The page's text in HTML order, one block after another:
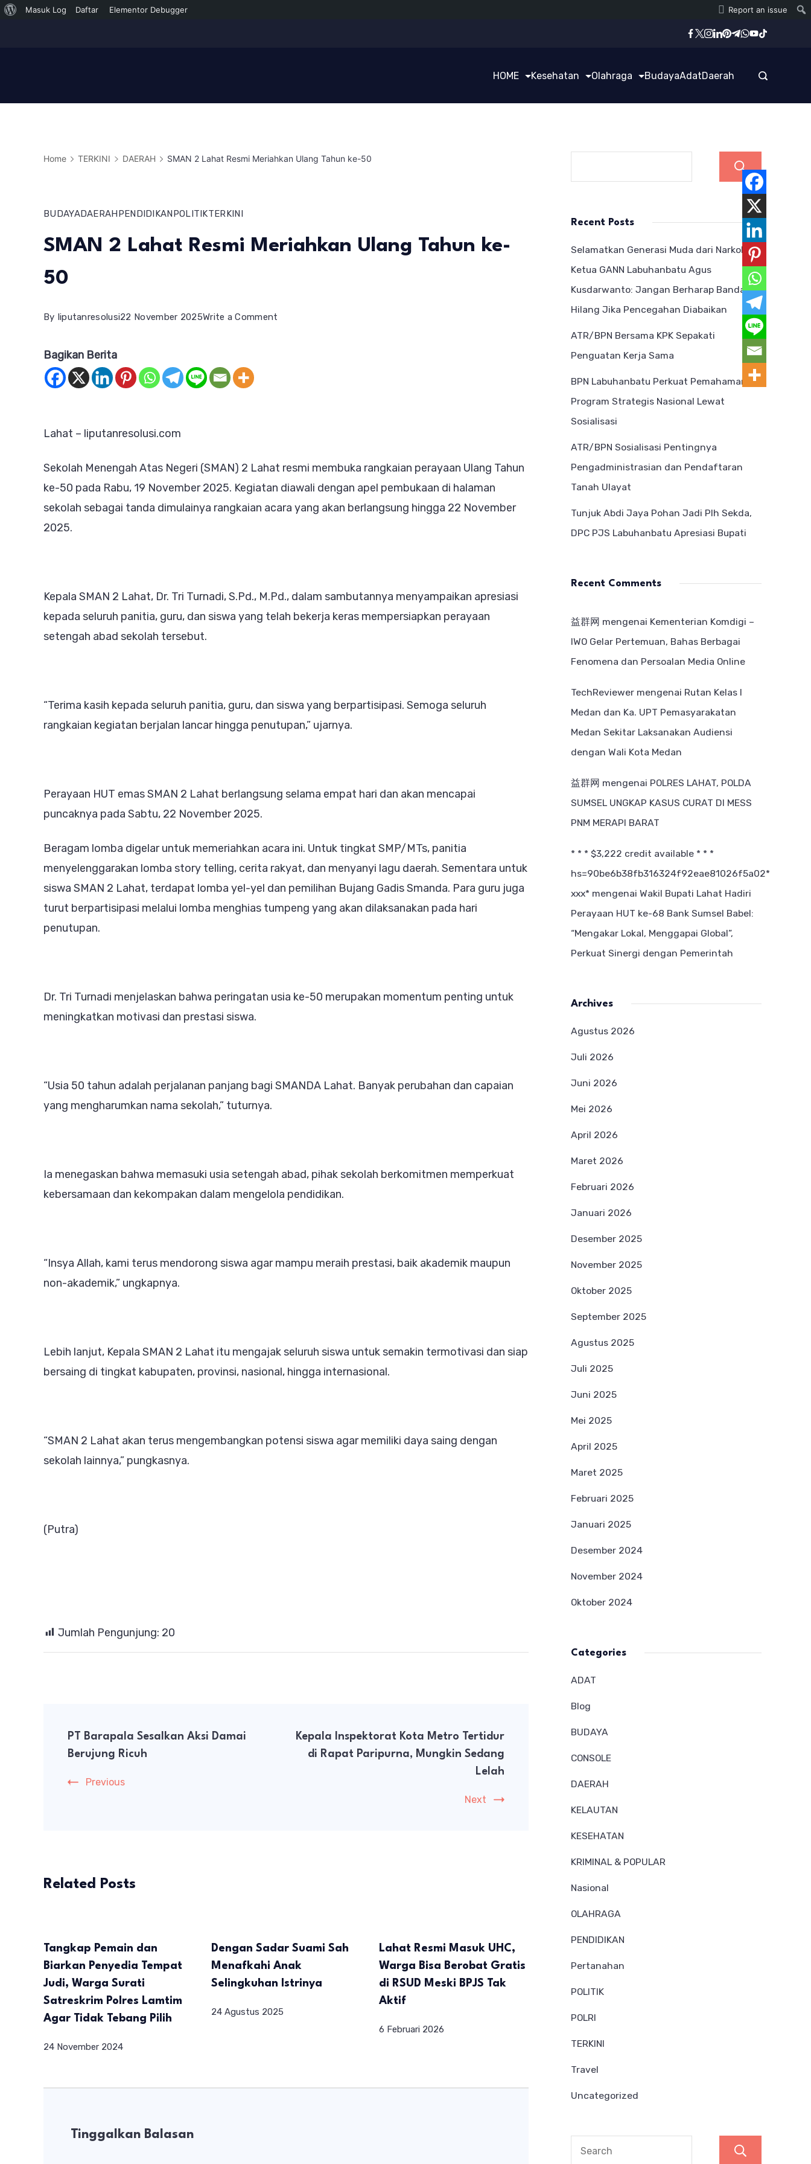
Tentang
Masuk Log Daftar Elementor Debugger Report an issue
HOME Kesehatan Olahraga BudayaAdatDaerah
Home TERKINI DAERAH SMAN 2 Lahat Resmi Meriahkan Ulang Tahun ke-50
BUDAYADAERAHPENDIDIKANPOLITIKTERKINI
SMAN 2 Lahat Resmi Meriahkan Ulang Tahun ke-
50
By liputanresolusi22 November 2025Write a Comment
Bagikan Berita
Lahat – liputanresolusi.com
Sekolah Menengah Atas Negeri (SMAN) 2 Lahat resmi membuka rangkaian perayaan Ulang Tahun
ke-50 pada Rabu, 19 November 2025. Kegiatan diawali dengan apel pembukaan di halaman
sekolah sebagai tanda dimulainya rangkaian acara yang akan berlangsung hingga 22 November
2025.
Kepala SMAN 2 Lahat, Dr. Tri Turnadi, S.Pd., M.Pd., dalam sambutannya menyampaikan apresiasi
kepada seluruh panitia, guru, dan siswa yang telah bekerja keras mempersiapkan perayaan
setengah abad sekolah tersebut.
“Terima kasih kepada seluruh panitia, guru, dan siswa yang berpartisipasi. Semoga seluruh
rangkaian kegiatan berjalan lancar hingga penutupan,” ujarnya.
Perayaan HUT emas SMAN 2 Lahat berlangsung selama empat hari dan akan mencapai
puncaknya pada Sabtu, 22 November 2025.
Beragam lomba digelar untuk memeriahkan acara ini. Untuk tingkat SMP/MTs, panitia
menyelenggarakan lomba story telling, cerita rakyat, dan menyanyi lagu daerah. Sementara untuk
siswa SMAN 2 Lahat, terdapat lomba yel-yel dan pemilihan Bujang Gadis Smanda. Para guru juga
turut berpartisipasi melalui lomba menghias tumpeng yang akan dilaksanakan pada hari
penutupan.
Dr. Tri Turnadi menjelaskan bahwa peringatan usia ke-50 merupakan momentum penting untuk
meningkatkan motivasi dan prestasi siswa.
“Usia 50 tahun adalah perjalanan panjang bagi SMANDA Lahat. Banyak perubahan dan capaian
yang mengharumkan nama sekolah,” tuturnya.
Ia menegaskan bahwa memasuki usia setengah abad, pihak sekolah berkomitmen memperkuat
kebersamaan dan kekompakan dalam mengelola pendidikan.
“Insya Allah, kami terus mendorong siswa agar mampu meraih prestasi, baik akademik maupun
non-akademik,” ungkapnya.
Lebih lanjut, Kepala SMAN 2 Lahat itu mengajak seluruh siswa untuk semakin termotivasi dan siap
bersaing di tingkat kabupaten, provinsi, nasional, hingga internasional.
“SMAN 2 Lahat akan terus mengembangkan potensi siswa agar memiliki daya saing dengan
sekolah lainnya,” pungkasnya.
(Putra)
Jumlah Pengunjung: 20
Navigation
PT Barapala Sesalkan Aksi Damai
Berujung Ricuh
Previous
Kepala Inspektorat Kota Metro Tertidur
di Rapat Paripurna, Mungkin Sedang
Lelah
Next
Related Posts
Tangkap Pemain dan
Biarkan Penyedia Tempat
Judi, Warga Surati
Satreskrim Polres Lamtim
Agar Tidak Tebang Pilih
24 November 2024
Dengan Sadar Suami Sah
Menafkahi Anak
Selingkuhan Istrinya
24 Agustus 2025
Lahat Resmi Masuk UHC,
Warga Bisa Berobat Gratis
di RSUD Meski BPJS Tak
Aktif
6 Februari 2026
Tinggalkan Balasan
Recent Posts
Selamatkan Generasi Muda dari Narkoba,
Ketua GANN Labuhanbatu Agus
Kusdarwanto: Jangan Berharap Bandar
Hilang Jika Pencegahan Diabaikan
ATR/BPN Bersama KPK Sepakati
Penguatan Kerja Sama
BPN Labuhanbatu Perkuat Pemahaman
Program Strategis Nasional Lewat
Sosialisasi
ATR/BPN Sosialisasi Pentingnya
Pengadministrasian dan Pendaftaran
Tanah Ulayat
Tunjuk Abdi Jaya Pohan Jadi Plh Sekda,
DPC PJS Labuhanbatu Apresiasi Bupati
Recent Comments
益群网 mengenai Kementerian Komdigi –
IWO Gelar Pertemuan, Bahas Berbagai
Fenomena dan Persoalan Media Online
TechReviewer mengenai Rutan Kelas I
Medan dan Ka. UPT Pemasyarakatan
Medan Sekitar Laksanakan Audiensi
dengan Wali Kota Medan
益群网 mengenai POLRES LAHAT, POLDA
SUMSEL UNGKAP KASUS CURAT DI MESS
PNM MERAPI BARAT
* * * $3,222 credit available * * *
hs=90be6b38fb316324f92eae81026f5a02*
ххх* mengenai Wakil Bupati Lahat Hadiri
Perayaan HUT ke-68 Bank Sumsel Babel:
“Mengakar Lokal, Menggapai Global”,
Perkuat Sinergi dengan Pemerintah
Archives
Agustus 2026
Juli 2026
Juni 2026
Mei 2026
April 2026
Maret 2026
Februari 2026
Januari 2026
Desember 2025
November 2025
Oktober 2025
September 2025
Agustus 2025
Juli 2025
Juni 2025
Mei 2025
April 2025
Maret 2025
Februari 2025
Januari 2025
Desember 2024
November 2024
Oktober 2024
Categories
ADAT
Blog
BUDAYA
CONSOLE
DAERAH
KELAUTAN
KESEHATAN
KRIMINAL & POPULAR
Nasional
OLAHRAGA
PENDIDIKAN
Pertanahan
POLITIK
POLRI
TERKINI
Travel
Uncategorized